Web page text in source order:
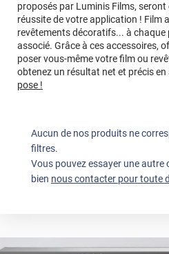
proposés par Luminis Films,
réussite de votre application ! Film
revêtements décoratifs... à
associé. Grâce à ces accessoires,
poser vous-même votre film ou
obtenez un résultat net et précis
pose !
Aucun de nos produits ne
filtres.
Vous pouvez essayer une autre
bien nous contacter pour toute